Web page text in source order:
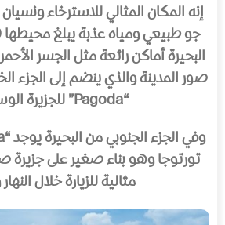
إنه المكان المثالي للاسترخاء
البحيرة أماكن رائعة مثل الجسر
صور المدينة والذي ينضم إلى الجزء
“Pagoda” للجزيرة الوسطى.
تورتوجا وهو بناء صغير على جزيرة
مثالية للزيارة خلال